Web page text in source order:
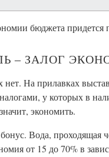
бюджета придется
– ЗАЛОГ
нет. На прилавках
у которых в
экономить.
Вода, проходящая
от 15 до 70% в